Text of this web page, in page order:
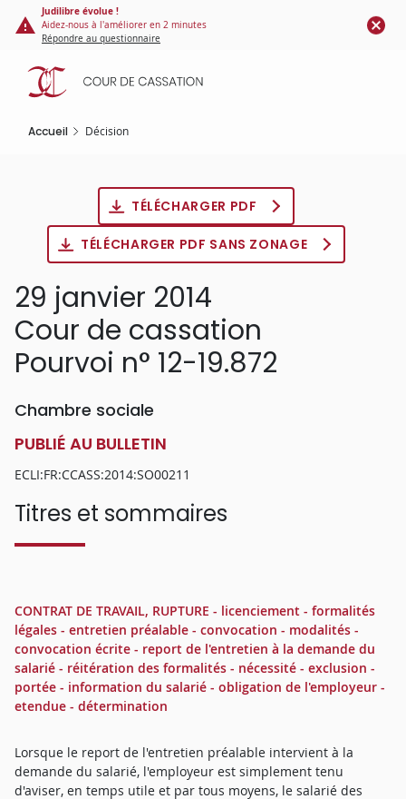
Panneau de gestion des cookies
contenu
principal
Judilibre évolue !
Aidez-nous à l'améliorer en 2 minutes
Répondre au questionnaire
Accueil Décision
TÉLÉCHARGER PDF
TÉLÉCHARGER PDF SANS ZONAGE
29 janvier 2014
Cour de cassation
Pourvoi n° 12-19.872
Chambre sociale
PUBLIÉ AU BULLETIN
ECLI:FR:CCASS:2014:SO00211
Titres et sommaires
CONTRAT DE TRAVAIL, RUPTURE - licenciement - formalités
légales - entretien préalable - convocation - modalités -
convocation écrite - report de l'entretien à la demande du
salarié - réitération des formalités - nécessité - exclusion -
portée - information du salarié - obligation de l'employeur -
etendue - détermination
Lorsque le report de l'entretien préalable intervient à la
demande du salarié, l'employeur est simplement tenu
d'aviser, en temps utile et par tous moyens, le salarié des